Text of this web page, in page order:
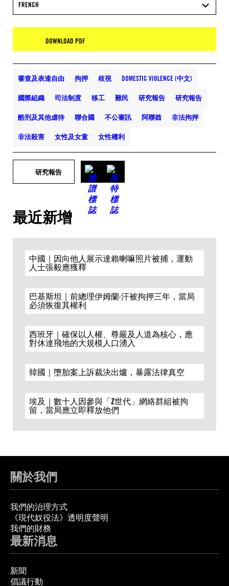
FRENCH
DOWNLOAD PDF
審查及表達自由 拘押 歧視 DOMESTIC VIOLENCE (中文)
國際組織 司法制度 移工 難民 研究報告 研究報告
酷刑及其他虐待 聯合國 不公審訊 阿聯酋 非法拘押
非法殺害 女性及女童 女性權利
研究報告
最近新增
中國｜因向他人展示達賴喇嘛照片被捕，運動
人士張毅應獲釋
巴基斯坦｜前總理伊姆蘭·汗被拘押三年，當局
必須恢復其權利
西班牙｜確保以人權、尊嚴及人道為核心，應
對休達飛地的大規模人口湧入
韓國｜墮胎案上訴裁決出爐，暴露法律真空
埃及｜數十人因參與「Z世代」網絡群組被拘
留，當局應立即釋放他們
關於我們
我們的治理方式
《現代奴役法》透明度聲明
我們的財務
最新消息
新聞
倡議行動